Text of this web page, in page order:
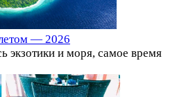
— 2026
экзотики и моря, самое время